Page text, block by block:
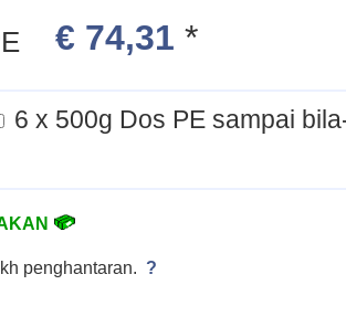
€ 74,31 *
6 x 500g Dos PE sampai
penghantaran. ?